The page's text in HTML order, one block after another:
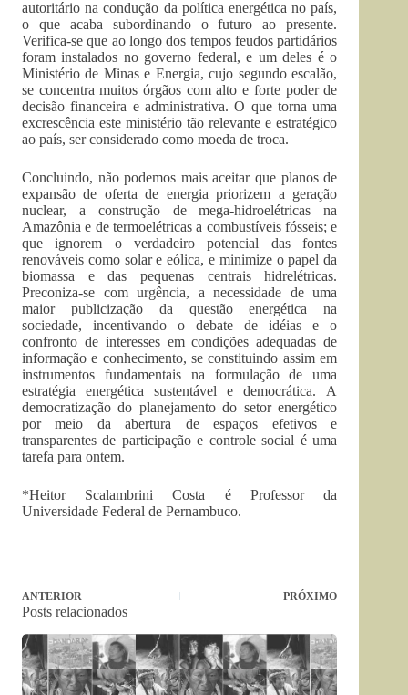
autoritário na condução da política energética no país,
o que acaba subordinando o futuro ao presente.
Verifica-se que ao longo dos tempos feudos partidários
foram instalados no governo federal, e um deles é o
Ministério de Minas e Energia, cujo segundo escalão,
se concentra muitos órgãos com alto e forte poder de
decisão financeira e administrativa. O que torna uma
excrescência este ministério tão relevante e estratégico
ao país, ser considerado como moeda de troca.
Concluindo, não podemos mais aceitar que planos de
expansão de oferta de energia priorizem a geração
nuclear, a construção de mega-hidroelétricas na
Amazônia e de termoelétricas a combustíveis fósseis; e
que ignorem o verdadeiro potencial das fontes
renováveis como solar e eólica, e minimize o papel da
biomassa e das pequenas centrais hidrelétricas.
Preconiza-se com urgência, a necessidade de uma
maior publicização da questão energética na
sociedade, incentivando o debate de idéias e o
confronto de interesses em condições adequadas de
informação e conhecimento, se constituindo assim em
instrumentos fundamentais na formulação de uma
estratégia energética sustentável e democrática. A
democratização do planejamento do setor energético
por meio da abertura de espaços efetivos e
transparentes de participação e controle social é uma
tarefa para ontem.
*Heitor Scalambrini Costa é Professor da
Universidade Federal de Pernambuco.
ANTERIOR PRÓXIMO
Posts relacionados